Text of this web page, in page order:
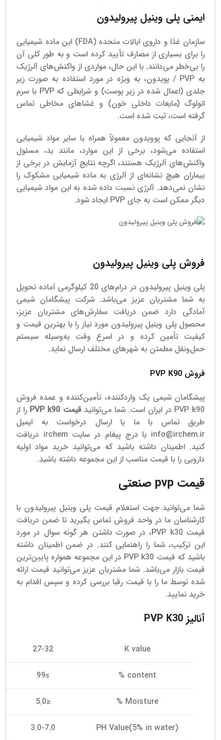
ایمنی پلی وینیل پیرولیدون
سازمان غذا و داروی ایالات متحده (FDA) این ماده شیمیایی
را برای بسیاری از مصارف تأیید کرده است و به طور کلی آن
را بی‌خطر می‌دانند. با این حال، مواردی از واکنش‌های آلرژیک
به PVP / پویدون، به ویژه در مورد استفاده به صورت زیر
جلدی (اعمال شده در زیر پوست) و شرایطی که PVP با سرم
اتولوگ (مایعات داخلی خون) و غشاهای مخاطی تماس
گرفته است، ثبت شده است.
از آنجایی که پوویدون معمولاً همراه با سایر مواد شیمیایی
استفاده می‌شود، برخی از این موارد، مانند ید، مسئول
واکنش‌های آلرژیک هستند، اگرچه نتایج آزمایش در برخی از
بیماران هیچ نشانه‌ای از آلرژی به ماده شیمیایی مشکوک را
نشان نمی‌دهد. آلرژی نسبت داده شده به این مواد شیمیایی
دیگر ممکن است به جای PVP ایجاد شود.
فروش پلی وینیل پیرولیدون
پلی وینیل پیرولیدون در درام‌های 20 کیلوگرمی آماده تحویل
به شما مشتریان عزیز می‌باشد. شرکت پیشگامان شیمی
آمادگی دارد ضمن دریافت سفارش‌های مشتریان عزیز،
محصول پلی وینیل پیرولیدون مورد نیاز را با بهترین قیمت و
کیفیت تأمین کرده و در اسرع وقت به‌وسیله سیستم
حمل‌ونقل مطمئن به شهرهای مختلف ارسال نماید.
فروش PVP K90
پیشگامان شیمی یک واردکننده، تأمین‌کننده و عمده فروش
PVP k90 در ایران است. شما می‌توانید
قیمت PVP k90
را از
طریق تماس با ما یا ارسال درخواست به ایمیل
info@irchem.ir یا درج پیغام در سایت irchem دریافت
کنید. اطمینان داشته باشید که می‌توانید خرید مواد اولیه
دارویی را با قیمت مناسب از این مجموعه داشته باشید.
قیمت pvp صنعتی
شما می‌توانید جهت استعلام قیمت پلی وینیل پیرولیدون با
کارشناسان ما در واحد فروش تماس بگیرید تا ضمن دریافت
قیمت PVP k30، در صورت داشتن هر گونه سوال در مورد
این ترکیب، شما را راهنمایی کنند. در ضمن اطمینان داشته
باشید که قیمت PVP k30 در این مجموعه همواره پایین‌ترین
قیمت بازار می‌باشد. شما مشتریان عزیز می‌توانید قیمت ارائه
شده توسط ما را با قیمت رقبا بررسی کرده و سپس اقدام به
خرید نمایید.
آنالیز PVP K30
K value
27-32
content %
≥99
Moisture %
≤5.0
PH Value(5% in water)
3.0-7.0